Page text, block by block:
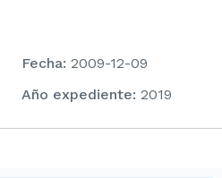
Fecha: 2009-12-09
Año expediente: 2019